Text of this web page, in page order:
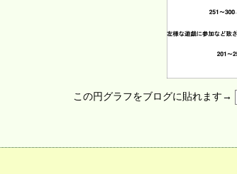
この円グラフをブログに貼れます→